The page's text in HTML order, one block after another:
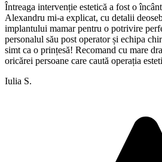
Întreaga intervenție estetică a fost o
Alexandru mi-a explicat, cu detalii
implantului mamar pentru o potrivire
personalul său post operator și echipa
simt ca o prințesă! Recomand cu mare
oricărei persoane care caută operația
Iulia S.